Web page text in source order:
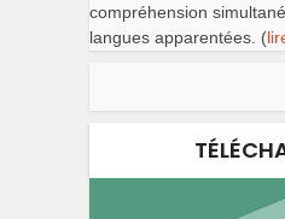
compréhension
langues apparentées. (